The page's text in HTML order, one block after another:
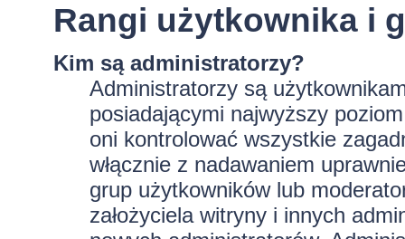
Rangi użytkownika i
Kim są administratorzy?
Administratorzy są
posiadającymi najwyższy
oni kontrolować wszystkie
włącznie z nadawaniem
grup użytkowników lub
założyciela witryny i innych